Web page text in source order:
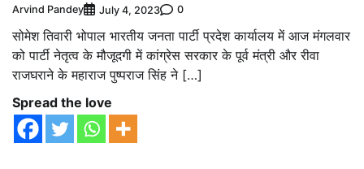
Arvind Pandey July 4, 2023 0
सोमेश तिवारी भोपाल भारतीय जनता पार्टी प्रदेश कार्यालय में आज मंगलवार
को पार्टी नेतृत्व के मौजूदगी में कांग्रेस सरकार के पूर्व मंत्री और रीवा
राजघराने के महाराज पुष्पराज सिंह ने […]
Spread the love